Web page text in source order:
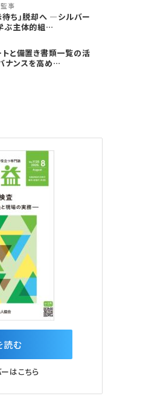
監事
待ち」脱却へ ―シルバー
ぶ主体的組…
トと備置き書類一覧の活
ナンスを高め…
読む
はこちら